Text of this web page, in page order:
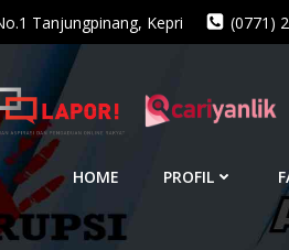
Tanjungpinang, Kepri (0771)
HOME PROFIL